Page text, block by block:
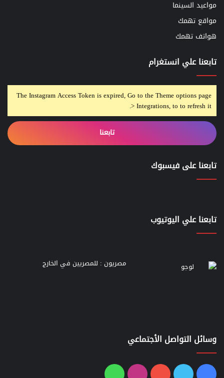
مواعيد السينما
مواقع تهمك
هواتف تهمك
تابعنا علي انستغرام
The Instagram Access Token is expired, Go to the Theme options page
> Integrations, to to refresh it.
تابعنا
تابعنا على فيسبوك
تابعنا علي اليوتيوب
مصريون : للمصريين في الخارج
وسائل التواصل الأجتماعي
فيسبوك
تويتر يوتيوبانستقرامواتساب